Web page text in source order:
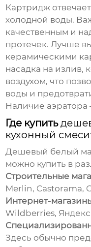
Картридж
холодной воды.
качественным и
протечек. Лучше
керамическими
насадка на излив,
воздухом, что
воды и
Наличие аэратора
Где купить
кухонный
Дешевый белый
можно купить в
Строительные
Merlin, Castorama,
Интернет-
Wildberries,
Здесь обычно